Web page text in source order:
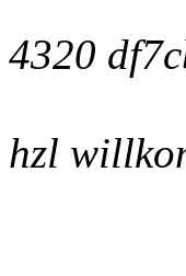
4320
hzl